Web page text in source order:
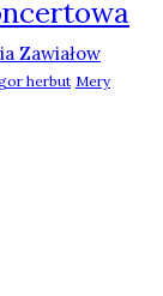
Zawiałow
herbut Mery